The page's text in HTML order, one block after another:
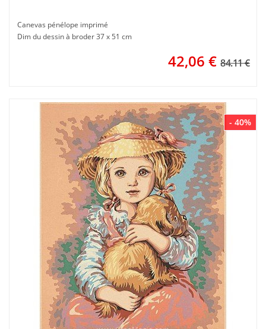
Canevas pénélope imprimé
Dim du dessin à broder 37 x 51 cm
42,06 € 84.11 €
- 40%